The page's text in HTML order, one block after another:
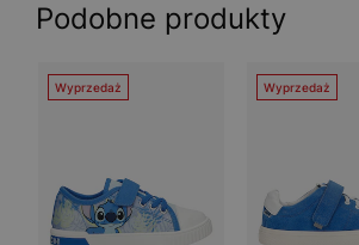
Podobne produkty
Wyprzedaż Wyprzedaż